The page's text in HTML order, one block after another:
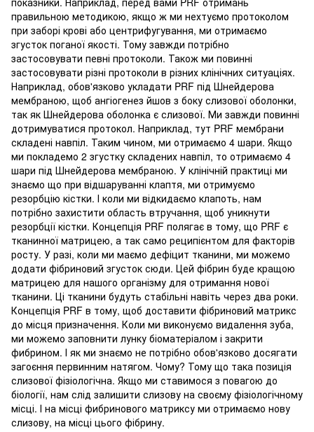
правильною методикою, якщо ж ми нехтуємо протоколом
при заборі крові або центрифугування, ми отримаємо
згусток поганої якості. Тому завжди потрібно
застосовувати певні протоколи. Також ми повинні
застосовувати різні протоколи в різних клінічних ситуаціях.
Наприклад, обов'язково укладати PRF під Шнейдерова
мембраною, щоб ангіогенез йшов з боку слизової оболонки,
так як Шнейдерова оболонка є слизової. Ми завжди повинні
дотримуватися протокол. Наприклад, тут PRF мембрани
складені навпіл. Таким чином, ми отримаємо 4 шари. Якщо
ми покладемо 2 згустку складених навпіл, то отримаємо 4
шари під Шнейдерова мембраною. У клінічній практиці ми
знаємо що при відшаруванні клаптя, ми отримуємо
резорбцію кістки. І коли ми відкидаємо клапоть, нам
потрібно захистити область втручання, щоб уникнути
резорбції кістки. Концепція PRF полягає в тому, що PRF є
тканинної матрицею, а так само реципієнтом для факторів
росту. У разі, коли ми маємо дефіцит тканини, ми можемо
додати фібриновий згусток сюди. Цей фібрин буде кращою
матрицею для нашого організму для отримання нової
тканини. Ці тканини будуть стабільні навіть через два роки.
Концепція PRF в тому, щоб доставити фібриновий матрикс
до місця призначення. Коли ми виконуємо видалення зуба,
ми можемо заповнити лунку біоматеріалом і закрити
фибрином. І як ми знаємо не потрібно обов'язково досягати
загоєння первинним натягом. Чому? Тому що така позиція
слизової фізіологічна. Якщо ми ставимося з повагою до
біології, нам слід залишити слизову на своєму фізіологічному
місці. І на місці фибринового матриксу ми отримаємо нову
слизову, на місці цього фібрину.